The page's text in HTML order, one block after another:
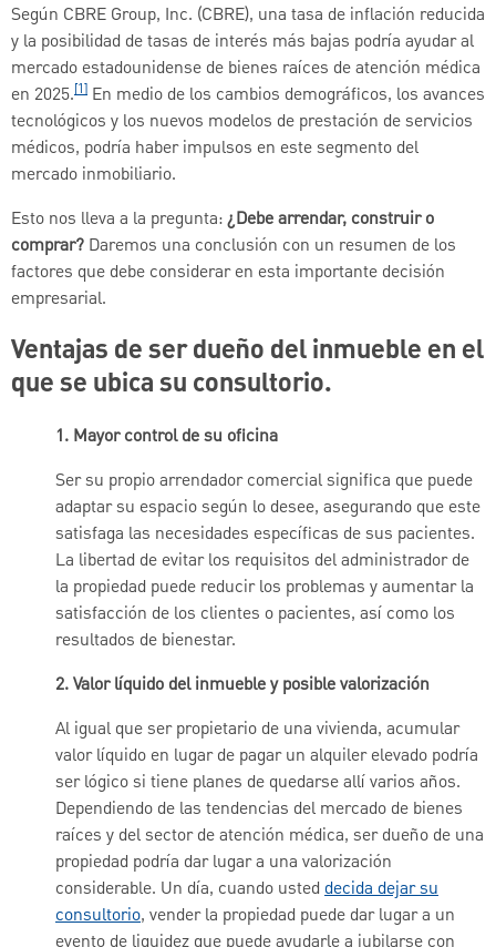
Según CBRE Group, Inc. (CBRE), una tasa de inflación reducida
y la posibilidad de tasas de interés más bajas podría ayudar al
mercado estadounidense de bienes raíces de atención médica
en 2025.[1] En medio de los cambios demográficos, los avances
tecnológicos y los nuevos modelos de prestación de servicios
médicos, podría haber impulsos en este segmento del
mercado inmobiliario.
Esto nos lleva a la pregunta:¿Debe arrendar, construir o
comprar? Daremos una conclusión con un resumen de los
factores que debe considerar en esta importante decisión
empresarial.
Ventajas de ser dueño del inmueble en el
que se ubica su consultorio.
1. Mayor control de su oficina
Ser su propio arrendador comercial significa que puede
adaptar su espacio según lo desee, asegurando que este
satisfaga las necesidades específicas de sus pacientes.
La libertad de evitar los requisitos del administrador de
la propiedad puede reducir los problemas y aumentar la
satisfacción de los clientes o pacientes, así como los
resultados de bienestar.
2.Valor líquido del inmueble y posible valorización
Al igual que ser propietario de una vivienda, acumular
valor líquido en lugar de pagar un alquiler elevado podría
ser lógico si tiene planes de quedarse allí varios años.
Dependiendo de las tendencias del mercado de bienes
raíces y del sector de atención médica, ser dueño de una
propiedad podría dar lugar a una valorización
considerable. Un día, cuando usted decida dejar su
consultorio, vender la propiedad puede dar lugar a un